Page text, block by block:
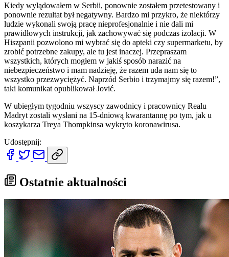
Kiedy wylądowałem w Serbii, ponownie zostałem przetestowany i
ponownie rezultat był negatywny. Bardzo mi przykro, że niektórzy
ludzie wykonali swoją pracę nieprofesjonalnie i nie dali mi
prawidłowych instrukcji, jak zachowywać się podczas izolacji. W
Hiszpanii pozwolono mi wybrać się do apteki czy supermarketu, by
zrobić potrzebne zakupy, ale tu jest inaczej. Przepraszam
wszystkich, których mogłem w jakiś sposób narazić na
niebezpieczeństwo i mam nadzieję, że razem uda nam się to
wszystko przezwyciężyć. Naprzód Serbio i trzymajmy się razem!”,
taki komunikat opublikował Jović.
W ubiegłym tygodniu wszyscy zawodnicy i pracownicy Realu
Madryt zostali wysłani na 15-dniową kwarantannę po tym, jak u
koszykarza Treya Thompkinsa wykryto koronawirusa.
Udostępnij:
Ostatnie aktualności